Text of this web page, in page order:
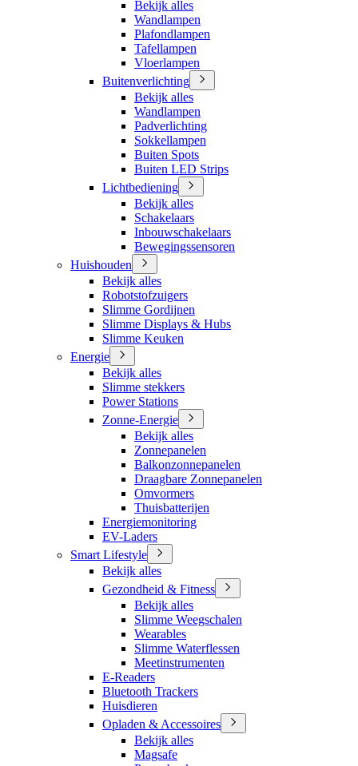
Bekijk alles
Wandlampen
Plafondlampen
Tafellampen
Vloerlampen
Buitenverlichting
Bekijk alles
Wandlampen
Padverlichting
Sokkellampen
Buiten Spots
Buiten LED Strips
Lichtbediening
Bekijk alles
Schakelaars
Inbouwschakelaars
Bewegingssensoren
Huishouden
Bekijk alles
Robotstofzuigers
Slimme Gordijnen
Slimme Displays & Hubs
Slimme Keuken
Energie
Bekijk alles
Slimme stekkers
Power Stations
Zonne-Energie
Bekijk alles
Zonnepanelen
Balkonzonnepanelen
Draagbare Zonnepanelen
Omvormers
Thuisbatterijen
Energiemonitoring
EV-Laders
Smart Lifestyle
Bekijk alles
Gezondheid & Fitness
Bekijk alles
Slimme Weegschalen
Wearables
Slimme Waterflessen
Meetinstrumenten
E-Readers
Bluetooth Trackers
Huisdieren
Opladen & Accessoires
Bekijk alles
Magsafe